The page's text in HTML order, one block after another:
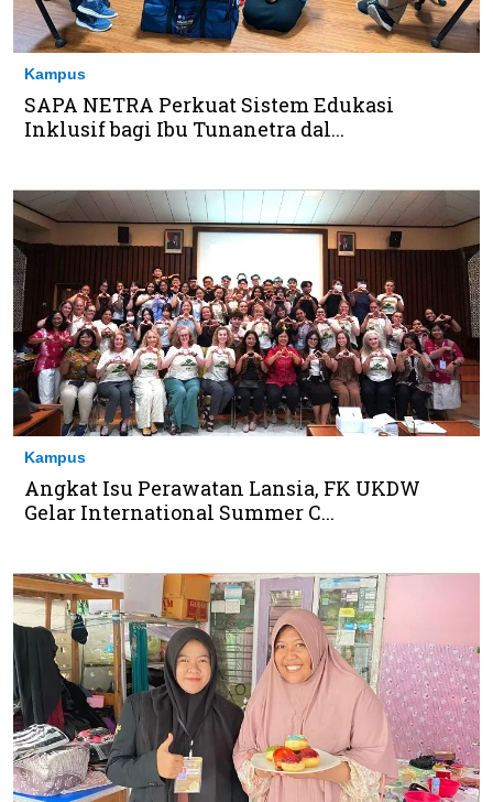
Kampus
SAPA NETRA Perkuat Sistem Edukasi
Inklusif bagi Ibu Tunanetra dal...
Kampus
Angkat Isu Perawatan Lansia, FK UKDW
Gelar International Summer C...